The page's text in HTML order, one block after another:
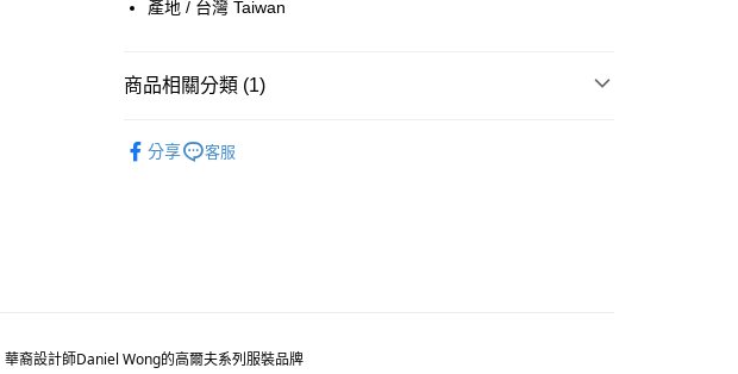
宅配
產地 / 台灣 Taiwan
商品相關分類 (1)
分享
客服
華裔設計師Daniel Wong的高爾夫系列服裝品牌